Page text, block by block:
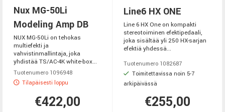
Nux MG-50Li
Modeling Amp DB
NUX MG-50Li on tehokas
multiefekti ja
vahvistinmallintaja, joka
yhdistää TS/AC-4K white-box...
Tuotenumero 1096948
Tilapäisesti loppu
€422,00
Line6 HX ONE
Line 6 HX One on kompakti
stereotoiminen efektipedaali,
joka sisältää yli 250 HX-sarjan
efektiä yhdessä...
Tuotenumero 1082687
Toimitettavissa noin 5-7
arkipäivässä
€255,00